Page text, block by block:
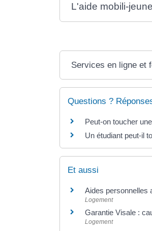
L'aide mobili-
Services en ligne et
Questions ?
Peut-on toucher
Un étudiant peut-il
Et aussi
Aides personnelles
Logement
Garantie Visale :
Logement